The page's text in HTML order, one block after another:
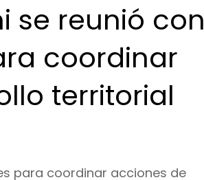
se reunió con
coordinar
territorial
para coordinar acciones de